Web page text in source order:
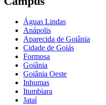
Águas Lindas
Anápolis
Aparecida de Goiânia
Cidade de Goiás
Formosa
Goiânia
Goiânia Oeste
Inhumas
Itumbiara
Jataí